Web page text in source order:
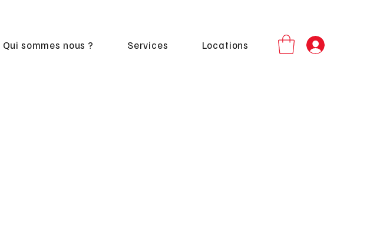
Qui sommes nous ? Services Locations